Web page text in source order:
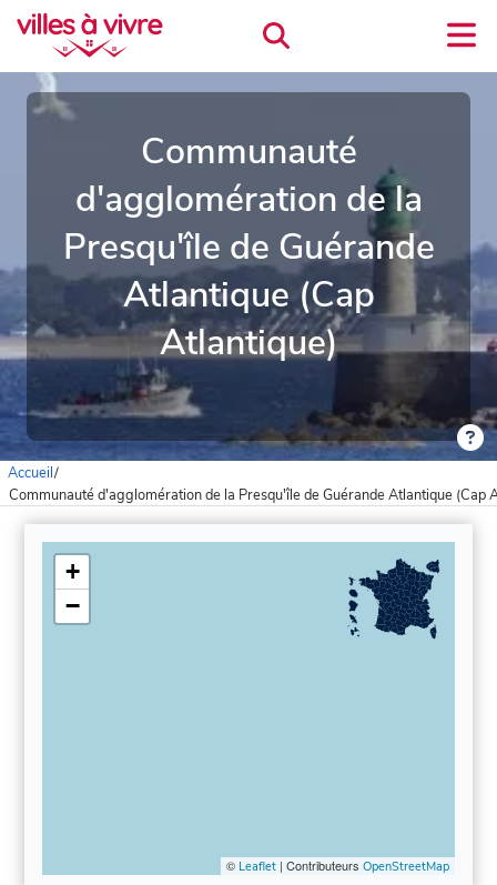
Communauté
d'agglomération de la
Presqu'île de Guérande
Atlantique (Cap
Atlantique)
Accueil/
Communauté d'agglomération de la Presqu'île de Guérande Atlantique (Cap
+
−
© Leaflet| Contributeurs OpenStreetMap